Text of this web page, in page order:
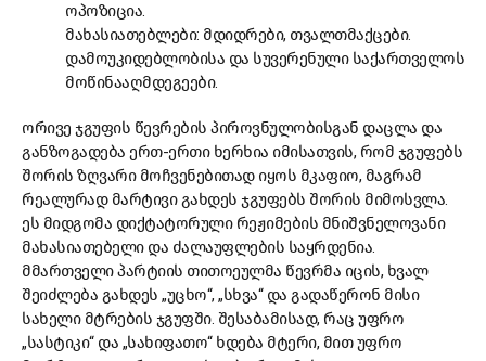
ოპოზიცია.
მახასიათებლები: მდიდრები, თვალთმაქცები.
დამოუკიდებლობისა და სუვერენული საქართველოს
მოწინააღმდეგეები.
ორივე ჯგუფის წევრების პიროვნულობისგან დაცლა და
განზოგადება ერთ-ერთი ხერხია იმისათვის, რომ ჯგუფებს
შორის ზღვარი მოჩვენებითად იყოს მკაფიო, მაგრამ
რეალურად მარტივი გახდეს ჯგუფებს შორის მიმოსვლა.
ეს მიდგომა დიქტატორული რეჟიმების მნიშვნელოვანი
მახასიათებელი და ძალაუფლების საყრდენია.
მმართველი პარტიის თითოეულმა წევრმა იცის, ხვალ
შეიძლება გახდეს „უცხო“, „სხვა“ და გადაწერონ მისი
სახელი მტრების ჯგუფში. შესაბამისად, რაც უფრო
„სასტიკი“ და „სახიფათო“ ხდება მტერი, მით უფრო